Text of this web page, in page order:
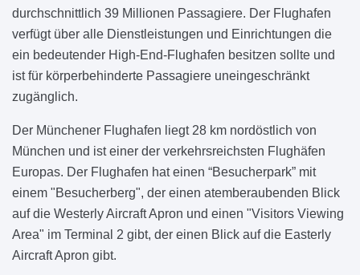
durchschnittlich 39 Millionen Passagiere. Der Flughafen
verfügt über alle Dienstleistungen und Einrichtungen die
ein bedeutender High-End-Flughafen besitzen sollte und
ist für körperbehinderte Passagiere uneingeschränkt
zugänglich.
Der Münchener Flughafen liegt 28 km nordöstlich von
München und ist einer der verkehrsreichsten Flughäfen
Europas. Der Flughafen hat einen “Besucherpark” mit
einem "Besucherberg", der einen atemberaubenden Blick
auf die Westerly Aircraft Apron und einen "Visitors Viewing
Area" im Terminal 2 gibt, der einen Blick auf die Easterly
Aircraft Apron gibt.